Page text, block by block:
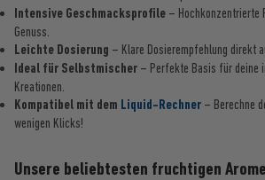
Intensive Geschmacksprofile – Hochkonzentrierte
Genuss.
Leichte Dosierung – Klare Dosierempfehlung direkt
Ideal für Selbstmischer – Perfekte Basis für deine
Kreationen.
Kompatibel mit dem Liquid-Rechner – Berechne
wenigen Klicks!
Unsere beliebtesten fruchtigen